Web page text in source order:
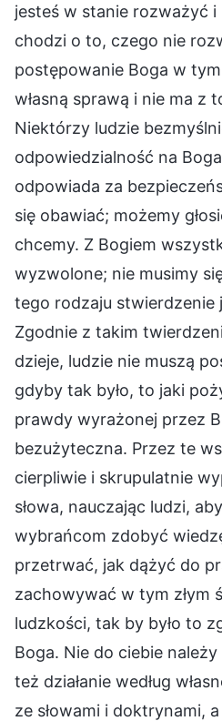
jesteś w stanie rozważyć i
chodzi o to, czego nie
postępowanie Boga w
własną sprawą i nie ma z
Niektórzy ludzie
odpowiedzialność na
odpowiada za
się obawiać; możemy
chcemy. Z Bogiem
wyzwolone; nie musimy
tego rodzaju stwierdzenie
Zgodnie z takim
dzieje, ludzie nie muszą
gdyby tak było, to jaki
prawdy wyrażonej przez
bezużyteczna. Przez te
cierpliwie i skrupulatnie
słowa, nauczając ludzi,
wybrańcom zdobyć
przetrwać, jak dążyć do
zachowywać w tym złym
ludzkości, tak by było to
Boga. Nie do ciebie
też działanie według
ze słowami i doktrynami,